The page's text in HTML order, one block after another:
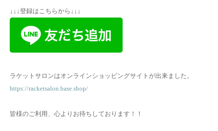
↓↓↓登録はこちらから↓↓↓
ラケットサロンはオンラインショッピングサイトが出来ました。
https://racketsalon.base.shop/
皆様のご利用、心よりお待ちしております！！